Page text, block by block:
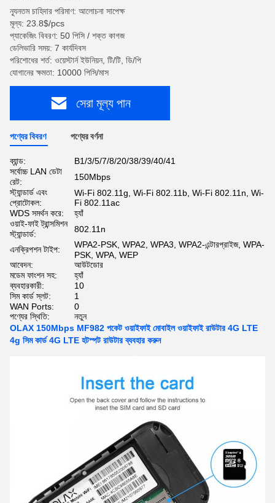
ন্যূনতম চাহিদার পরিমাণ: আলোচনা সাপেক্ষ
মূল্য: 23.8$/pcs
প্যাকেজিং বিবরণ: 50 পিসি / শক্ত কাগজ
ডেলিভারি সময়: 7 কার্যদিবস
পরিশোধের শর্ত: ওয়েস্টার্ন ইউনিয়ন, টি/টি, ডি/পি
যোগানের ক্ষমতা: 10000 পিসি/মাস
সেরা মূল্য পান
পণ্যের বিবরণ পণ্যের বর্ণনা
ব্যান্ড:
B1/3/5/7/8/20/38/39/40/41
সর্বোচ্চ LAN ডেটা
রেট:
150Mbps
স্ট্যান্ডার্ড এবং
প্রোটোকল:
Wi-Fi 802.11g, Wi-Fi 802.11b, Wi-Fi 802.11n, Wi-
Fi 802.11ac
WDS সমর্থন করে:
হ্যাঁ
ওয়াই-ফাই ট্রান্সমিশন
স্ট্যান্ডার্ড:
802.11n
এনক্রিপশন টাইপ:
WPA2-PSK, WPA2, WPA3, WPA2-এন্টারপ্রাইজ, WPA-
PSK, WPA, WEP
আবেদন:
আউটডোর
মডেম ফাংশন সহ:
হ্যাঁ
ব্যবহারকারী:
10
সিম কার্ড স্লট:
1
WAN Ports:
0
পণ্যের স্থিতি:
নতুন
OLAX 150Mbps MF982 পকেট ওয়াইফাই মোবাইল ওয়াইফাই রাউটার 4G LTE
4g সিম কার্ড 4G LTE হটস্পট রাউটার ব্যবহার করুন